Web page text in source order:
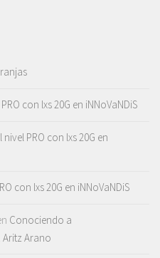
con lxs 20G en iNNoVaNDiS
PRO con lxs 20G en
con lxs 20G en iNNoVaNDiS
Conociendo a
Aritz Arano